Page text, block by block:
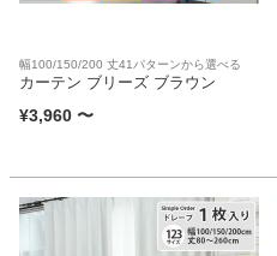
幅100/150/200 丈41パターンから選べる
カーテン ブリーズ ブラウン
¥3,960 〜